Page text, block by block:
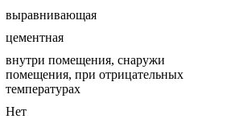
выравнивающая
цементная
внутри помещения, снаружи
помещения, при отрицательных
температурах
Нет